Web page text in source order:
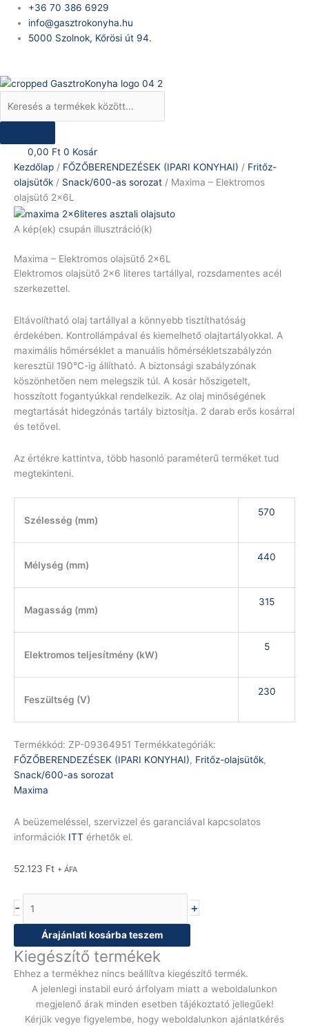
content
+36 70 386 6929
info@gasztrokonyha.hu
5000 Szolnok, Kőrösi út 94.
Products
search
0,00 Ft 0 Kosár
Kezdőlap / FŐZŐBERENDEZÉSEK (IPARI KONYHAI) / Fritőz-
olajsütők / Snack/600-as sorozat / Maxima – Elektromos
olajsütő 2x6L
A kép(ek) csupán illusztráció(k)
Maxima – Elektromos olajsütő 2x6L
Elektromos olajsütő 2×6 literes tartállyal, rozsdamentes acél
szerkezettel.
Eltávolítható olaj tartállyal a könnyebb tisztíthatóság
érdekében. Kontrollámpával és kiemelhető olajtartályokkal. A
maximális hőmérséklet a manuális hőmérsékletszabályzón
keresztül 190°C-ig állítható. A biztonsági szabályzónak
köszönhetően nem melegszik túl. A kosár hőszigetelt,
hosszított fogantyúkkal rendelkezik. Az olaj minőségének
megtartását hidegzónás tartály biztosítja. 2 darab erős kosárral
és tetővel.
Az értékre kattintva, több hasonló paraméterű terméket tud
megtekinteni.
Szélesség (mm)
570
Mélység (mm)
440
Magasság (mm)
315
Elektromos teljesítmény (kW)
5
Feszültség (V)
230
Termékkód: ZP-09364951 Termékkategóriák:
FŐZŐBERENDEZÉSEK (IPARI KONYHAI), Fritőz-olajsütők,
Snack/600-as sorozat
Maxima
A beüzemeléssel, szervizzel és garanciával kapcsolatos
információk ITT érhetők el.
52.123 Ft + ÁFA
-
Maxima
Elektromos
mennyiség
+
Árajánlati kosárba teszem
Kiegészítő termékek
Ehhez a termékhez nincs beállítva kiegészítő termék.
A jelenlegi instabil euró árfolyam miatt a weboldalunkon
megjelenő árak minden esetben tájékoztató jellegűek!
Kérjük vegye figyelembe, hogy weboldalunkon ajánlatkérés